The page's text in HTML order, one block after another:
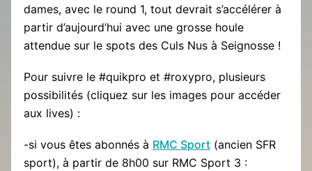
dames, avec le round 1, tout devrait s’accélérer à
partir d’aujourd’hui avec une grosse houle
attendue sur le spots des Culs Nus à Seignosse !
Pour suivre le #quikpro et #roxypro, plusieurs
possibilités (cliquez sur les images pour accéder
aux lives) :
-si vous êtes abonnés à RMC Sport (ancien SFR
sport), à partir de 8h00 sur RMC Sport 3 :